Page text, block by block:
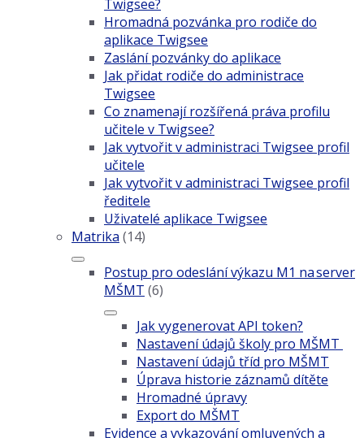
Twigsee?
Hromadná pozvánka pro rodiče do
aplikace Twigsee
Zaslání pozvánky do aplikace
Jak přidat rodiče do administrace
Twigsee
Co znamenají rozšířená práva profilu
učitele v Twigsee?
Jak vytvořit v administraci Twigsee profil
učitele
Jak vytvořit v administraci Twigsee profil
ředitele
Uživatelé aplikace Twigsee
Matrika (14)
Postup pro odeslání výkazu M1 na server
MŠMT (6)
Jak vygenerovat API token?
Nastavení údajů školy pro MŠMT
Nastavení údajů tříd pro MŠMT
Úprava historie záznamů dítěte
Hromadné úpravy
Export do MŠMT
Evidence a vykazování omluvených a